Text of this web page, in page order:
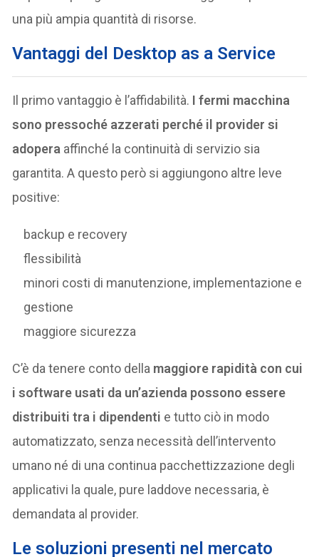
una più ampia quantità di risorse.
Vantaggi del Desktop as a Service
Il primo vantaggio è l’affidabilità. I fermi macchina
sono pressoché azzerati perché il provider si
adopera affinché la continuità di servizio sia
garantita. A questo però si aggiungono altre leve
positive:
backup e recovery
flessibilità
minori costi di manutenzione, implementazione e
gestione
maggiore sicurezza
C’è da tenere conto della maggiore rapidità con cui
i software usati da un’azienda possono essere
distribuiti tra i dipendenti e tutto ciò in modo
automatizzato, senza necessità dell’intervento
umano né di una continua pacchettizzazione degli
applicativi la quale, pure laddove necessaria, è
demandata al provider.
Le soluzioni presenti nel mercato